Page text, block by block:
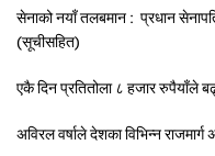
सेनाको नयाँ तलबमान : प्रधान
(सूचीसहित)
एकै दिन प्रतितोला ८ हजार रुपैयाँले
अविरल वर्षाले देशका विभिन्न